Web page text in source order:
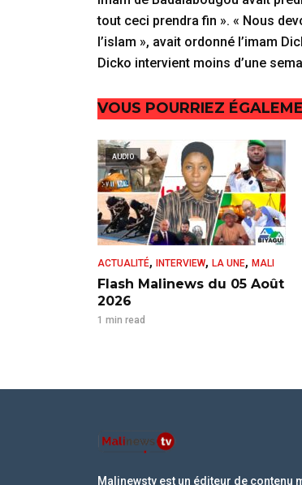
tout ceci prendra fin ». « Nous
l’islam », avait ordonné l’imam
Dicko intervient moins d’une
VOUS POURRIEZ
AUDIO
ACTUALITÉ, INTERVIEW, LA UNE, MALI
Flash Malinews du 05 Août
2026
1 min read
Malinewstv est un éditeur de contenu